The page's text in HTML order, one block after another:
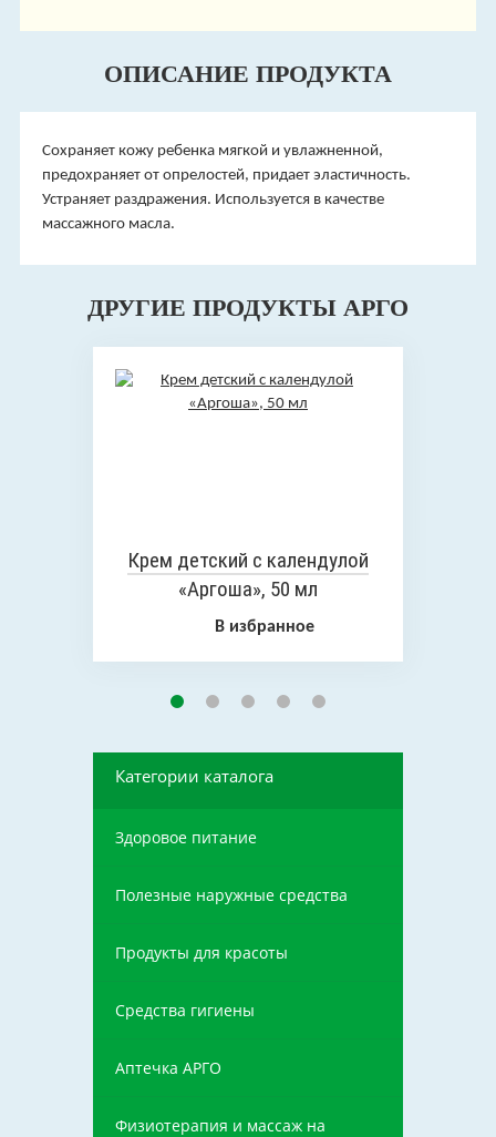
ОПИСАНИЕ ПРОДУКТА
Сохраняет кожу ребенка мягкой и увлажненной,
предохраняет от опрелостей, придает эластичность.
Устраняет раздражения. Используется в качестве
массажного масла.
ДРУГИЕ ПРОДУКТЫ АРГО
Крем детский с календулой
«Аргоша», 50 мл
В избранное
Категории каталога
Здоровое питание
Полезные наружные средства
Продукты для красоты
Средства гигиены
Аптечка АРГО
Физиотерапия и массаж на